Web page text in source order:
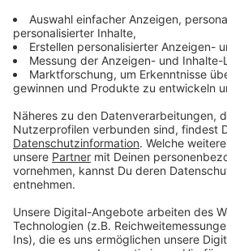
Die Feuerwehr Krefeld ist aktuell
Stadtgebiet im Einsatz - sowohl
die freiwillige Feuerwehr. Unter
Breiten Dyk und der
Durchkommen.(Stand 19:30 Uhr)
Anzeige
Hörermeldungen
Anzeige